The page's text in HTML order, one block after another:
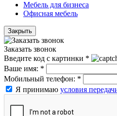
Мебель для бизнеса
Офисная мебель
Закрыть
Заказать звонок
Введите код с картинки *
Ваше имя: *
Мобильный телефон: *
Я принимаю условия